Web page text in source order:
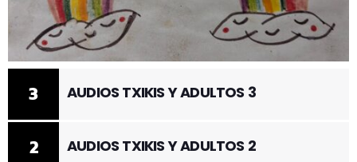
2 AUDIOS TXIKIS Y ADULTOS 2
3 AUDIOS TXIKIS Y ADULTOS 3